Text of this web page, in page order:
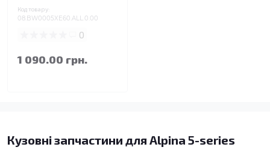
Код товару:
08.BW0005XE60.ALL.0.00
0
1 090.00 грн.
Кузовні запчастини для Alpina 5-series